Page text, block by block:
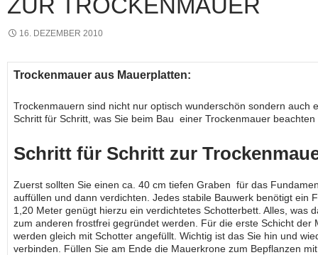
16. DEZEMBER 2010
Trockenmauer aus Mauerplatten:
Trockenmauern sind nicht nur optisch wunderschön sondern
Schritt für Schritt, was Sie beim Bau einer Trockenmauer beachten
Schritt für Schritt zur
Zuerst sollten Sie einen ca. 40 cm tiefen Graben für das
auffüllen und dann verdichten. Jedes stabile Bauwerk benötigt ein
1,20 Meter genügt hierzu ein verdichtetes Schotterbett. Alles,
zum anderen frostfrei gegründet werden. Für die erste Schicht
werden gleich mit Schotter angefüllt. Wichtig ist das Sie hin und
verbinden. Füllen Sie am Ende die Mauerkrone zum Bepflanzen